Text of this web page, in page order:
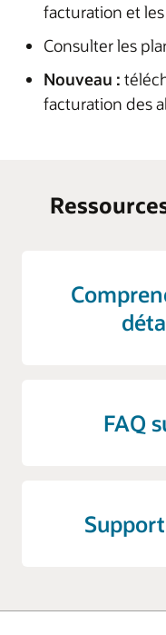
facturation et
Consulter les
Nouveau :
facturation des
FAQ